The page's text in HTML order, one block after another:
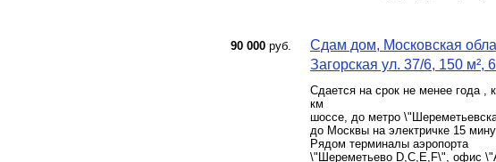
90 000 руб.
Сдам дом, Московская
Загорская ул. 37/6, 150 м²,
Сдается на срок не менее года
км
шоссе, до метро
до Москвы на электричке 15
Рядом терминалы аэропорта
\"Шереметьево D,C,E,F\", офис